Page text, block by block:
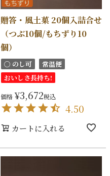
贈答・風土菓 20個入詰合せ
（つぶ10個/もちずり10
個）
〇 のし可
常温便
おいしさ長持ち!
価格 ¥3,672税込
4.50
カートに入れる